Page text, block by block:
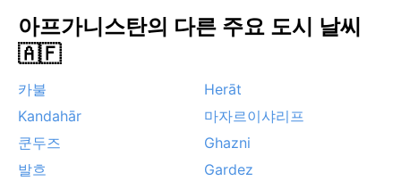
아프가니스탄의 다른 주요 도시 날씨
🇦🇫
카불
Herāt
Kandahār
마자르이샤리프
쿤두즈
Ghazni
발흐
Gardez